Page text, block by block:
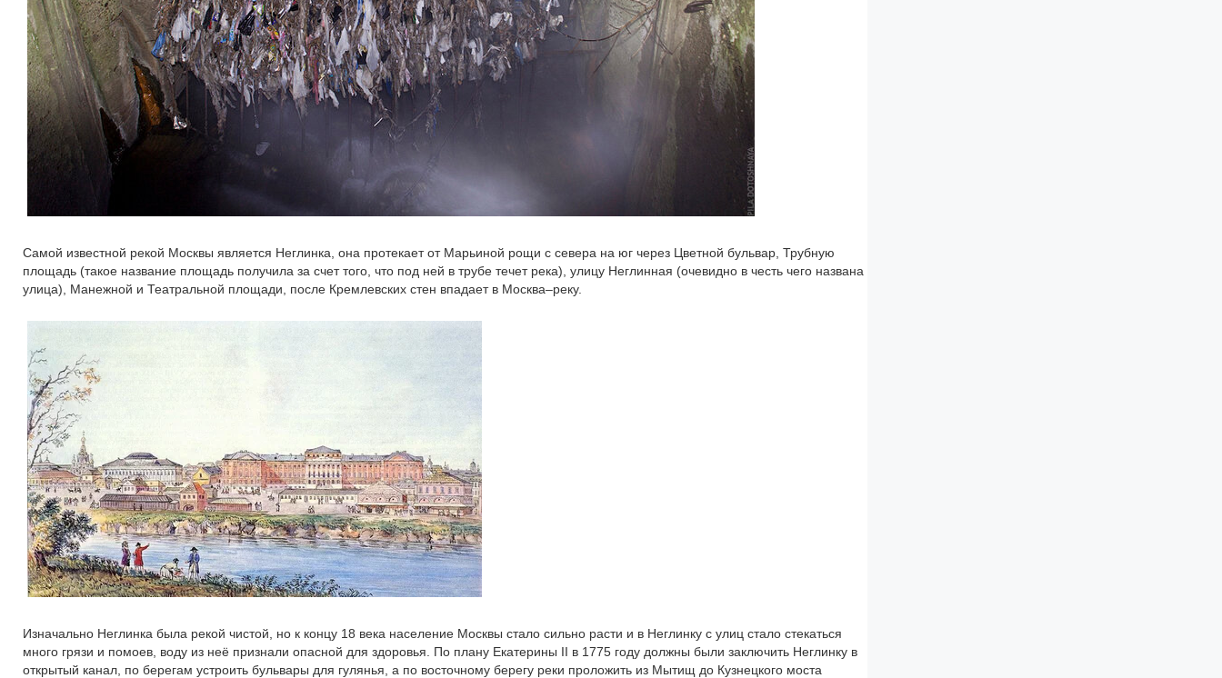
Самой известной рекой Москвы является Неглинка, она протекает от Марьиной рощи с севера на юг через Цветной бульвар, Трубную
площадь (такое название площадь получила за счет того, что под ней в трубе течет река), улицу Неглинная (очевидно в честь чего названа
улица), Манежной и Театральной площади, после Кремлевских стен впадает в Москва–реку.
Изначально Неглинка была рекой чистой, но к концу 18 века население Москвы стало сильно расти и в Неглинку с улиц стало стекаться
много грязи и помоев, воду из неё признали опасной для здоровья. По плану Екатерины II в 1775 году должны были заключить Неглинку в
открытый канал, по берегам устроить бульвары для гулянья, а по восточному берегу реки проложить из Мытищ до Кузнецкого моста